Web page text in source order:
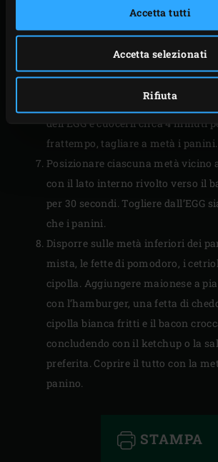
Accetta tutti
Accetta selezionati
Rifiuta
Spennellare gli hamburger con
Adagiarli sulla griglia, abbassare il
dell’EGG e cuocerli circa 4 minuti
frattempo, tagliare a metà i panini.
Posizionare ciascuna metà vicino
con il lato interno rivolto verso il
per 30 secondi. Togliere dall’EGG
che i panini.
Disporre sulle metà inferiori dei
mista, le fette di pomodoro, i
cipolla. Aggiungere maionese a
con l’hamburger, una fetta di
cipolla bianca fritti e il bacon
concludendo con il ketchup o la
preferita. Coprire il tutto con la
panino.
STAMPA